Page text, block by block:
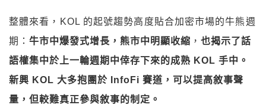
整體來看，KOL 的起號趨勢高度貼合加密市場的牛熊週
期：牛市中爆發式增長，熊市中明顯收縮 ，也揭示了話
語權集中於上一輪週期中倖存下來的成熟 KOL 手中。
新興 KOL 大多抱團於 InfoFi 賽道，可以提高敘事聲
量，但較難真正參與敘事的制定。